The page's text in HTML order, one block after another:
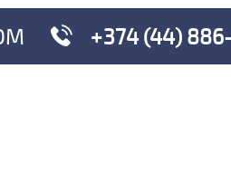
+374 (44)